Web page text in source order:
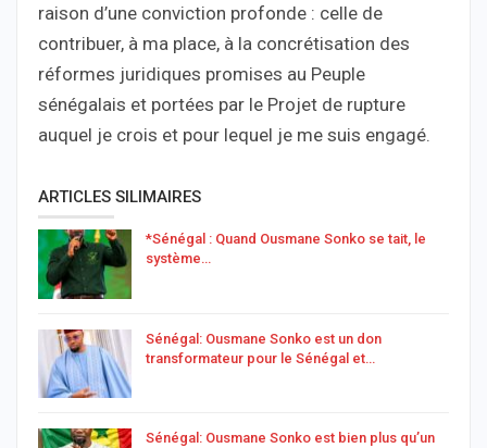
raison d’une conviction profonde : celle de
contribuer, à ma place, à la concrétisation des
réformes juridiques promises au Peuple
sénégalais et portées par le Projet de rupture
auquel je crois et pour lequel je me suis engagé.
ARTICLES SILIMAIRES
*Sénégal : Quand Ousmane Sonko se tait, le
système…
Sénégal: Ousmane Sonko est un don
transformateur pour le Sénégal et…
Sénégal: Ousmane Sonko est bien plus qu’un